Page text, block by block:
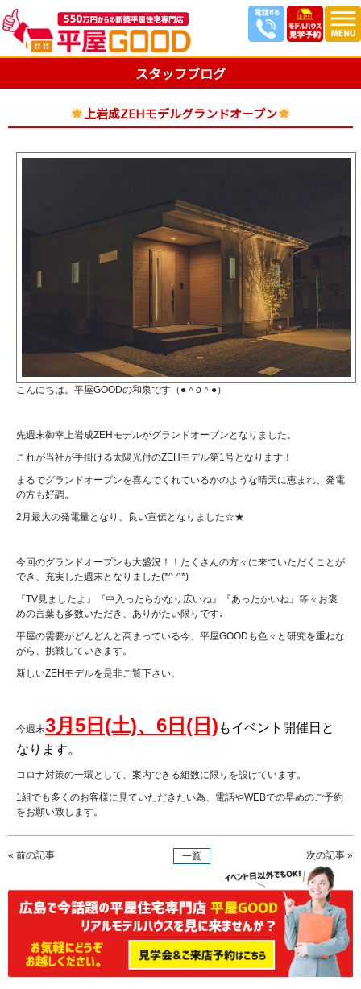
スタッフブログ
上岩成ZEHモデルグランドオープン
こんにちは。平屋GOODの和泉です（●＾o＾●）
先週末御幸上岩成ZEHモデルがグランドオープンとなりました。
これが当社が手掛ける太陽光付のZEHモデル第1号となります！
まるでグランドオープンを喜んでくれているかのような晴天に恵まれ、発電
の方も好調。
2月最大の発電量となり、良い宣伝となりました☆★
今回のグランドオープンも大盛況！！たくさんの方々に来ていただくことが
でき、充実した週末となりました(*^-^*)
『TV見ましたよ』『中入ったらかなり広いね』『あったかいね』等々お褒
めの言葉も多数いただき、ありがたい限りです♩
平屋の需要がどんどんと高まっている今、平屋GOODも色々と研究を重ねな
がら、挑戦していきます。
新しいZEHモデルを是非ご覧下さい。
今週末3月5日(土)、6日(日) もイベント開催日と
なります。
コロナ対策の一環として、案内できる組数に限りを設けています。
1組でも多くのお客様に見ていただきたい為、電話やWEBでの早めのご予約
をお願い致します。
« 前の記事 一覧 次の記事 »